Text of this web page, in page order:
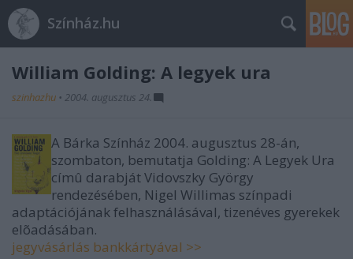
Színház.hu
William Golding: A legyek ura
szinhazhu • 2004. augusztus 24.
A Bárka Színház 2004. augusztus 28-án,
szombaton, bemutatja Golding: A Legyek Ura
címû darabját Vidovszky György
rendezésében, Nigel Willimas színpadi
adaptációjának felhasználásával, tizenéves gyerekek
elõadásában.
jegyvásárlás bankkártyával >>